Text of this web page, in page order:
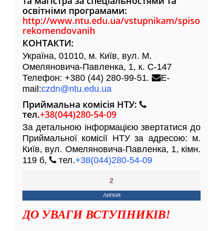
освітніми програмами:
http://www.ntu.edu.ua/vstupnikam/spisok-
rekomendovanih
КОНТАКТИ:
Україна, 01010, м. Київ, вул. М.
Омеляновича-Павленка, 1, к. С-147
Телефон: +380 (44) 280-99-51.
E-
mail:czdn@ntu.edu.ua
Приймальна комісія НТУ:
тел.+38(044)280-54-09
За детальною інформацією звертатися до
Приймальної комісії НТУ за адресою: м.
Київ, вул. Омеляновича-Павленка, 1, кімн.
119 б,
тел.+38(044)280-54-09
2
ЛИПНЯ
ДО УВАГИ ВСТУПНИКІВ!